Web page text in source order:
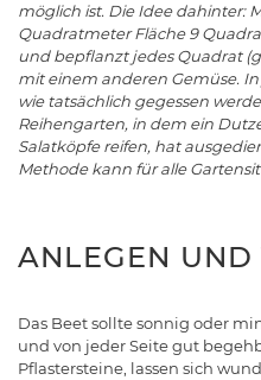
möglich ist. Die Idee dahinter:
Quadratmeter Fläche 9
und bepflanzt jedes Quadrat
mit einem anderen Gemüse.
wie tatsächlich gegessen
Reihengarten, in dem ein
Salatköpfe reifen, hat
Methode kann für alle
ANLEGEN UND
Das Beet sollte sonnig oder
und von jeder Seite gut
Pflastersteine, lassen sich